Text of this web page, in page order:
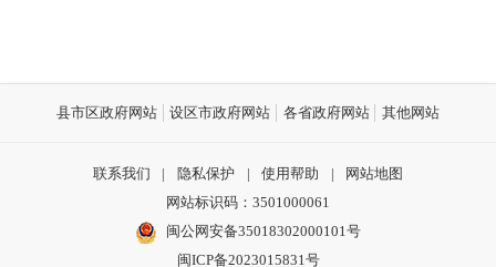
县市区政府网站 设区市政府网站 各省政府网站 其他网站
联系我们 | 隐私保护 | 使用帮助 |
网站地图
网站标识码：3501000061
闽公网安备35018302000101号
闽ICP备2023015831号